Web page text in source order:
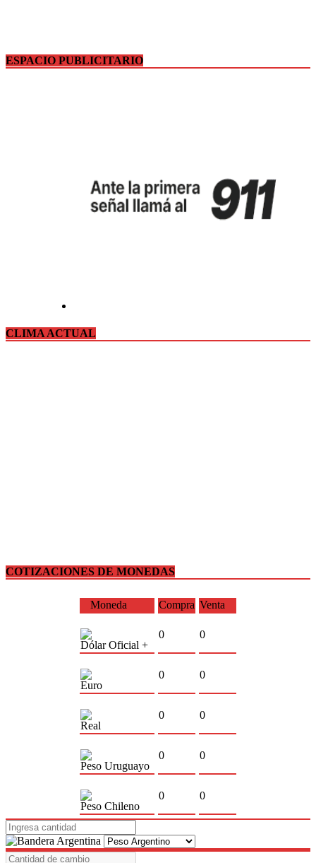
ESPACIO PUBLICITARIO
CLIMA ACTUAL
COTIZACIONES DE MONEDAS
Moneda Compra Venta
Dólar Oficial +
0 0
Euro
0 0
Real
0 0
Peso Uruguayo
0 0
Peso Chileno
0 0